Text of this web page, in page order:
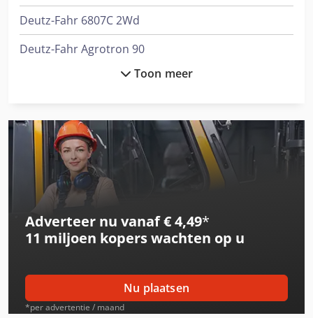
Deutz-Fahr 6807C 2Wd
Deutz-Fahr Agrotron 90
Deutz-Fahr Dx 85
Deutz-Fahr Dx 85 2Wd
Deutz-Fahr Dx 86
Deutz-Fahr Dx 86 2Wd
Deutz-Fahr Dx 90
Deutz-Fahr Dx 92
Deutz-Fahr Dx 92 2Wd
Toon meer
Adverteer nu vanaf € 4,49*
11 miljoen koperswachten op u
Nu plaatsen
*per advertentie / maand